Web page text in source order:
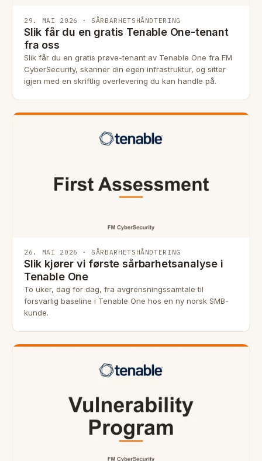
29. MAI 2026 · SÅRBARHETSHÅNDTERING
Slik får du en gratis Tenable One-tenant
fra oss
Slik får du en gratis prøve-tenant av Tenable One fra FM
CyberSecurity, skanner din egen infrastruktur, og sitter
igjen med en skriftlig overlevering du kan handle på.
26. MAI 2026 · SÅRBARHETSHÅNDTERING
Slik kjører vi første sårbarhetsanalyse i
Tenable One
To uker, dag for dag, fra avgrensningssamtale til
forsvarlig baseline i Tenable One hos en ny norsk SMB-
kunde.